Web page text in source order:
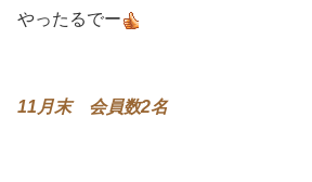
やったるでー
11月末 会員数2名